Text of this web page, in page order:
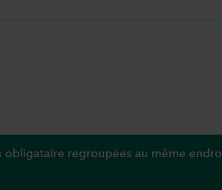
obligataire regroupées au même